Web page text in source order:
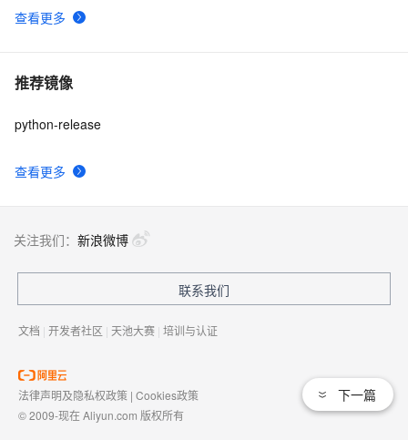
查看更多
推荐镜像
查看更多
python-release
下一篇
关注我们： 新浪微博
联系我们
文档 | 开发者社区 | 天池大赛 | 培训与认证
法律声明及隐私权政策 | Cookies政策
© 2009-现在 Aliyun.com 版权所有